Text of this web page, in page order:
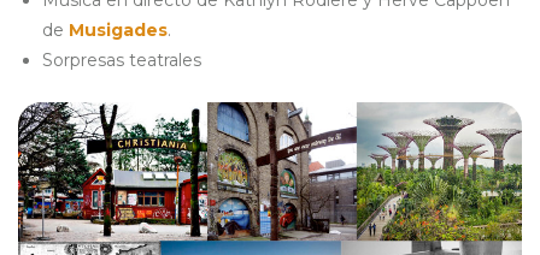
de Musigades.
Sorpresas teatrales